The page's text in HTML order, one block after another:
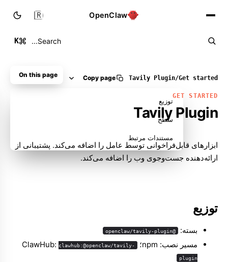
OpenClaw
Search...
K
🇮🇷
Get started
/
Plugin ‏Tavily
Copy page
GET STARTED
Plugin ‏Tavily
ابزارهای قابل‌فراخوانی توسط عامل را اضافه می‌کند. پشتیبانی از
ارائه‌دهنده جست‌وجوی وب را اضافه می‌کند.
توزیع
بسته: @openclaw/tavily-plugin
مسیر نصب: npm؛ ClawHub: clawhub:@openclaw/tavily-
plugin
On this page
توزیع
سطح
مستندات مرتبط